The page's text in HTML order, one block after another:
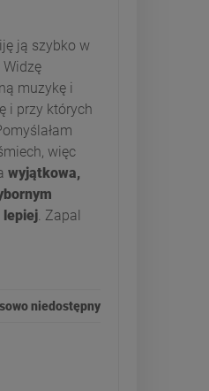
ją szybko w
muzykę i
i przy których
więc
wyjątkowa,
lepiej. Zapal
niedostępny